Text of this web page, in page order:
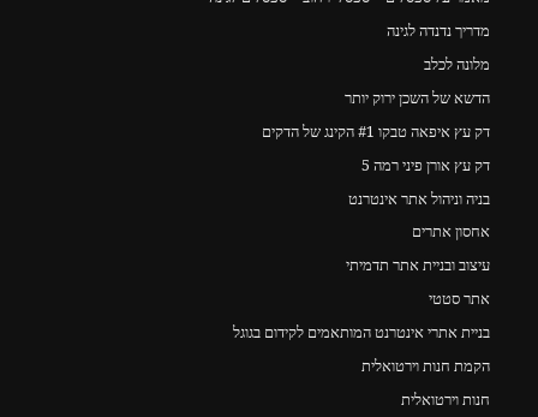
מדריך נדנדה לגינה
מלונה לכלב
הדשא של השכן ירוק יותר
דק עץ איפאה טבקו #1 הקינג של הדקים
דק עץ אורן פיני רמה 5
בניה וניהול אתר אינטרנט
אחסון אתרים
עיצוב ובניית אתר תדמיתי
אתר סטטי
בניית אתרי אינטרנט המותאמים לקידום בגוגל
הקמת חנות וירטואלית
חנות וירטואלית